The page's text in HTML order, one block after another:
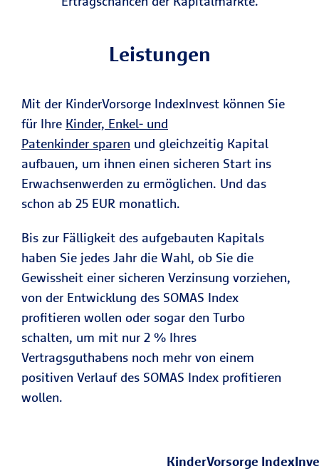
Leistungen
Mit der KinderVorsorge IndexInvest können Sie
für Ihre Kinder, Enkel- und
Patenkinder sparen und gleichzeitig Kapital
aufbauen, um ihnen einen sicheren Start ins
Erwachsenwerden zu ermöglichen. Und das
schon ab 25 EUR monatlich.
Bis zur Fälligkeit des aufgebauten Kapitals
haben Sie jedes Jahr die Wahl, ob Sie die
Gewissheit einer sicheren Verzinsung vorziehen,
von der Entwicklung des SOMAS Index
profitieren wollen oder sogar den Turbo
schalten, um mit nur 2 % Ihres
Vertragsguthabens noch mehr von einem
positiven Verlauf des SOMAS Index profitieren
wollen.
KinderVorsorge